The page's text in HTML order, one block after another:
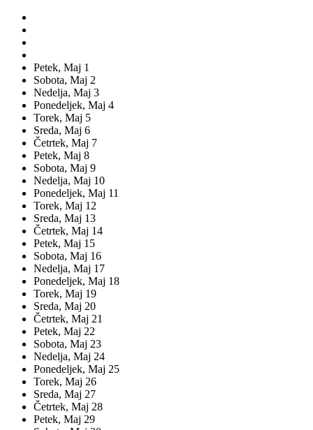
Petek, Maj 1
Sobota, Maj 2
Nedelja, Maj 3
Ponedeljek, Maj 4
Torek, Maj 5
Sreda, Maj 6
Četrtek, Maj 7
Petek, Maj 8
Sobota, Maj 9
Nedelja, Maj 10
Ponedeljek, Maj 11
Torek, Maj 12
Sreda, Maj 13
Četrtek, Maj 14
Petek, Maj 15
Sobota, Maj 16
Nedelja, Maj 17
Ponedeljek, Maj 18
Torek, Maj 19
Sreda, Maj 20
Četrtek, Maj 21
Petek, Maj 22
Sobota, Maj 23
Nedelja, Maj 24
Ponedeljek, Maj 25
Torek, Maj 26
Sreda, Maj 27
Četrtek, Maj 28
Petek, Maj 29